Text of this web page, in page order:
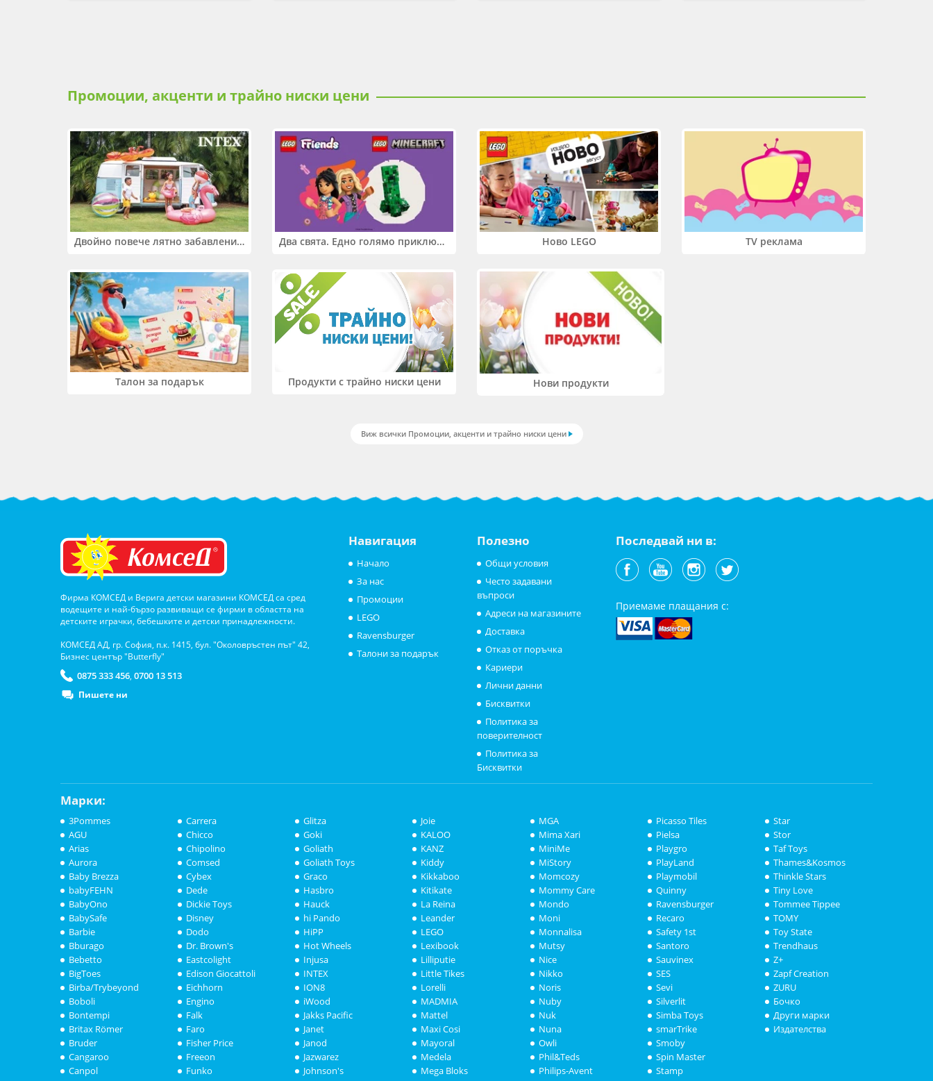
Промоции, акценти и трайно ниски цени
Двойно повече лятно забавление! Купи 2 продукта INTEX и вземи -33% Два свята. Едно голямо приключение. Купи 2 продукта LEGO® Friends и/или LEGO® Minecraft и вземи -27% Ново LEGO TV реклама
Талон за подарък Продукти с трайно ниски цени Нови продукти
Виж всички Промоции, акценти и трайно ниски цени
Фирма КОМСЕД и Верига детски магазини КОМСЕД са сред
водещите и най-бързо развиващи се фирми в областта на
детските играчки, бебешките и детски принадлежности.
КОМСЕД АД, гр. София, п.к. 1415, бул. "Околовръстен път" 42,
Бизнес център "Butterfly"
0875 333 456, 0700 13 513
Пишете ни
Навигация
Начало
За нас
Промоции
LEGO
Ravensburger
Талони за подарък
Полезно
Общи условия
Често задавани
въпроси
Адреси на магазините
Доставка
Отказ от поръчка
Кариери
Лични данни
Бисквитки
Политика за
поверителност
Политика за
Бисквитки
Последвай ни в:
Приемаме плащания с:
Марки:
3Pommes
AGU
Arias
Aurora
Baby Brezza
babyFEHN
BabyOno
BabySafe
Barbie
Bburago
Bebetto
BigToes
Birba/Trybeyond
Boboli
Bontempi
Britax Römer
Bruder
Cangaroo
Canpol
Carrera
Chicco
Chipolino
Comsed
Cybex
Dede
Dickie Toys
Disney
Dodo
Dr. Brown's
Eastcolight
Edison Giocattoli
Eichhorn
Engino
Falk
Faro
Fisher Price
Freeon
Funko
Glitza
Goki
Goliath
Goliath Toys
Graco
Hasbro
Hauck
hi Pando
HiPP
Hot Wheels
Injusa
INTEX
ION8
iWood
Jakks Pacific
Janet
Janod
Jazwarez
Johnson's
Joie
KALOO
KANZ
Kiddy
Kikkaboo
Kitikate
La Reina
Leander
LEGO
Lexibook
Lilliputie
Little Tikes
Lorelli
MADMIA
Mattel
Maxi Cosi
Mayoral
Medela
Mega Bloks
MGA
Mima Xari
MiniMe
MiStory
Momcozy
Mommy Care
Mondo
Moni
Monnalisa
Mutsy
Nice
Nikko
Noris
Nuby
Nuk
Nuna
Owli
Phil&Teds
Philips-Avent
Picasso Tiles
Pielsa
Playgro
PlayLand
Playmobil
Quinny
Ravensburger
Recaro
Safety 1st
Santoro
Sauvinex
SES
Sevi
Silverlit
Simba Toys
smarTrike
Smoby
Spin Master
Stamp
Star
Stor
Taf Toys
Thames&Kosmos
Thinkle Stars
Tiny Love
Tommee Tippee
TOMY
Toy State
Trendhaus
Z+
Zapf Creation
ZURU
Бочко
Други марки
Издателства